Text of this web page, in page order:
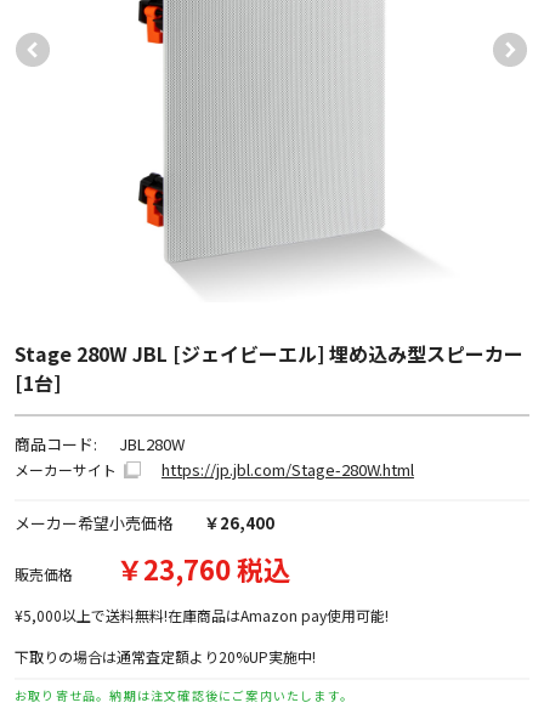
Stage 280W JBL [ジェイビーエル] 埋め込み型スピーカー
[1台]
商品コード: JBL280W
メーカーサイト https://jp.jbl.com/Stage-280W.html
メーカー希望小売価格 ￥26,400
販売価格 ￥23,760 税込
¥5,000以上で送料無料!在庫商品はAmazon pay使用可能!
下取りの場合は通常査定額より20%UP実施中!
お取り寄せ品。納期は注文確認後にご案内いたします。